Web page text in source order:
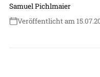
Samuel Pichlmaier
Veröffentlicht am